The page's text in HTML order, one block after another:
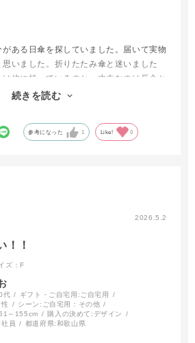
ある日傘を探していました。届いて実物
いました。折りたたみ傘と迷いました
他に持っているのと、丈夫なのは長傘と
使いたいので長傘の日傘を選びました。
続きを読む
参考になった 1 Like! 0
2026.5.2
！！
ズ：F
代 ギフト・ご自宅用: ご自宅用
シーン: ご自宅用：その他
～155cm 購入の決めて: デザイン
社員 都道府県:和歌山県